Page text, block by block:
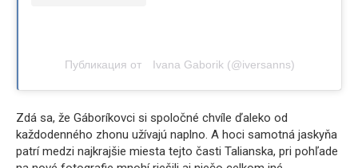
Публикация от ⠀Ivana Gaborik (@iversanns)
Zdá sa, že Gáboríkovci si spoločné chvíle ďaleko od
každodenného zhonu užívajú naplno. A hoci samotná jaskyňa
patrí medzi najkrajšie miesta tejto časti Talianska, pri pohľade